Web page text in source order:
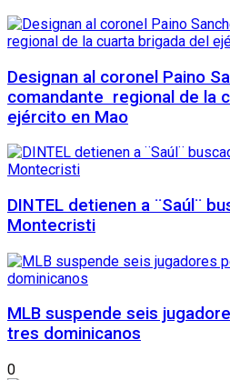
Designan al coronel Paino
comandante regional de la
ejército en Mao
DINTEL detienen a ¨Saúl¨
Montecristi
MLB suspende seis
tres dominicanos
0